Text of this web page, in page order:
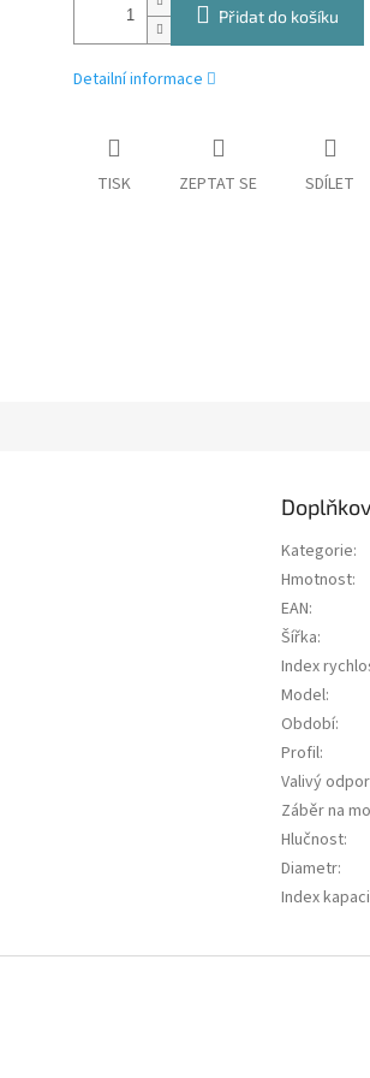
Přidat do košíku
Detailní informace
TISK ZEPTAT SE SDÍLET
Kategorie:
Hmotnost:
EAN:
Šířka:
Index
Model:
Období:
Profil:
Valivý odpor
Záběr na
Hlučnost:
Diametr:
Index